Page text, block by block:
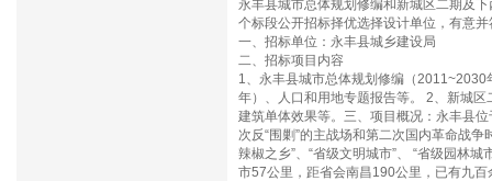
永丰县城市总体规划修编和新城区二期及
个标段公开招标择优选择设计单位，有意
一、招标单位：永丰县城乡建设局
二、招标项目内容
1、永丰县城市总体规划修编（
年）、人口和用地专题报告等。 2、新城
建筑单体效果等。三、项目概况：永丰县
次反“围剿”的主战场和第二次国内革命战
辣椒之乡”、“省级文明城市”、 “省级园林
市57公里，距省会南昌190公里，已有九